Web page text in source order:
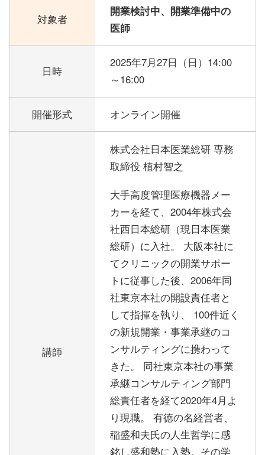
対象者
開業検討中、開業準備中の
医師
日時
2025年7月27日（日） 14:00
～16:00
開催形式 オンライン開催
講師
株式会社日本医業総研 専務
取締役 植村智之
大手高度管理医療機器メー
カーを経て、2004年株式会
社西日本総研（現日本医業
総研）に入社。 大阪本社に
てクリニックの開業サポー
トに従事した後、2006年同
社東京本社の開設責任者と
して指揮を執り、 100件近く
の新規開業・事業承継のコ
ンサルティングに携わって
きた。 同社東京本社の事業
承継コンサルティング部門
総責任者を経て2020年4月よ
り現職。 有徳の名経営者、
稲盛和夫氏の人生哲学に感
銘し盛和塾に入塾。その学